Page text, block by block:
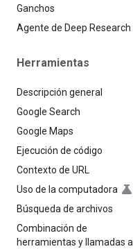
Ganchos
Agente de Deep Research
Herramientas
Descripción general
Google Search
Google Maps
Ejecución de código
Contexto de URL
Uso de la computadora
Búsqueda de archivos
Combinación de
herramientas y llamadas a